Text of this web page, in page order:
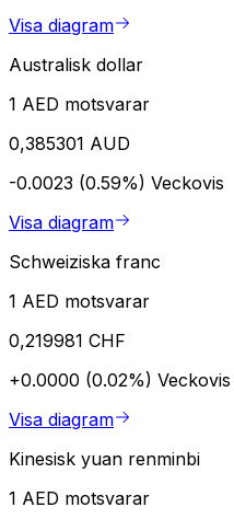
Visa diagram
Australisk dollar
1 AED motsvarar
0,385301 AUD
-0.0023 (0.59%) Veckovis
Visa diagram
Schweiziska franc
1 AED motsvarar
0,219981 CHF
+0.0000 (0.02%) Veckovis
Visa diagram
Kinesisk yuan renminbi
1 AED motsvarar